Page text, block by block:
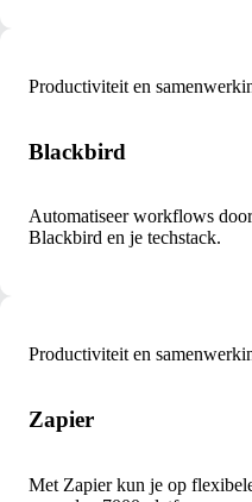
Productiviteit en
Blackbird
Automatiseer workflows
Blackbird en je techstack.
Productiviteit en
Zapier
Met Zapier kun je op